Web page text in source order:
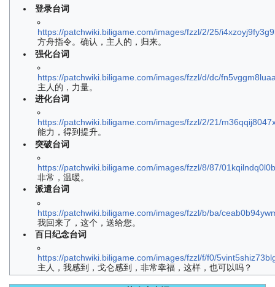
登录台词
https://patchwiki.biligame.com/images/fzzl/2/25/
方舟指令。确认，主人的，归来。
强化台词
https://patchwiki.biligame.com/images/fzzl/d/dc/
主人的，力量。
进化台词
https://patchwiki.biligame.com/images/fzzl/2/21/
能力，得到提升。
突破台词
https://patchwiki.biligame.com/images/fzzl/8/87/
非常，温暖。
派遣台词
https://patchwiki.biligame.com/images/fzzl/b/ba/
我回来了，这个，送给您。
百日纪念台词
https://patchwiki.biligame.com/images/fzzl/f/f0/
主人，我感到，戈仑感到，非常幸福，这样，也可以吗？